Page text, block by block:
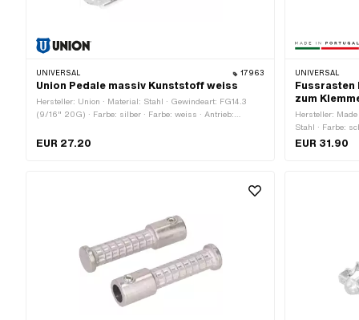
UNIVERSAL 17963
Union Pedale massiv Kunststoff weiss
Hersteller: Union · Material: Stahl · Gewindeart: FG14.3
(9/16" 20G) · Farbe: silber · Farbe: weiss · Antrieb:
EUR 27.20
UNIVERSAL
Fussrasten
zum
Hersteller:
Stahl · Farbe:
innen: 28 mm ·
EUR 31.90